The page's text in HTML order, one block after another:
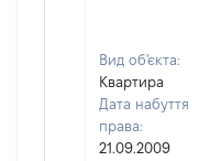
Вид об'єкта:
Квартира
Дата набуття
права:
21.09.2009